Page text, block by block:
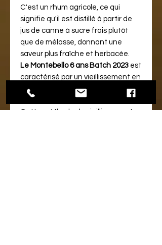
C'est un rhum agricole, ce qui
signifie qu'il est distillé à partir de
jus de canne à sucre frais plutôt
que de mélasse, donnant une
saveur plus fraîche et herbacée.
Le Montebello 6 ans Batch 2023 est
caractérisé par un vieillissement en
fûts de bourbon, ce qui confère à ce
rhum une délicatesse unique.
Cette méthode de vieillissement a